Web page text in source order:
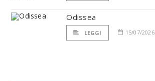
Odissea
LEGGI 15/07/2026